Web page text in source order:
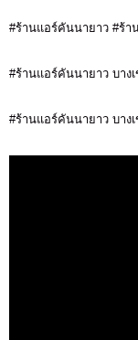
#ร้านแอร์คันนายาว #ร้
#ร้านแอร์คันนายาว บาง
#ร้านแอร์คันนายาว บาง